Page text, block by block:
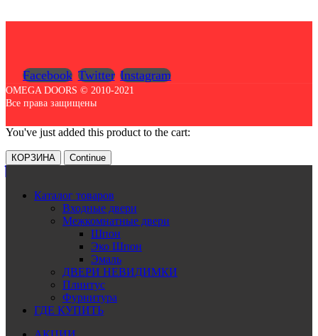
Facebook Twitter Instagram
OMEGA DOORS © 2010-2021
Все права защищены
You've just added this product to the cart:
КОРЗИНА Continue
Каталог товаров
Входные двери
Межкомнатные двери
Шпон
Эко Шпон
Эмаль
ДВЕРИ НЕВИДИМКИ
Плинтус
Фурнитура
ГДЕ КУПИТЬ